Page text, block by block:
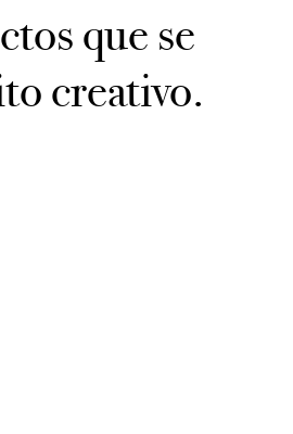
que se
creativo.